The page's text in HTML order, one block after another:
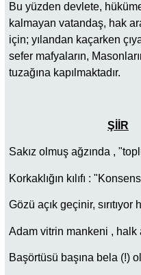
Bu yüzden devlete,
kalmayan vatandaş, hak
için; yılandan kaçarken
sefer mafyaların,
tuzağına kapılmaktadır.
ŞİİR
Sakız olmuş ağzında ,
Korkaklığın kılıfı :
Gözü açık geçinir, sırıtıyor
Adam vitrin mankeni , halk
Başörtüsü başına bela (!)